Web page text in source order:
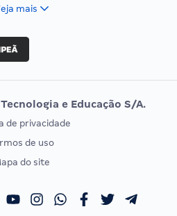
Vunesp
EXAME DE ORDEM
Calendário OAB
mais
e Educação S/A.
de privacidade
de uso
do site